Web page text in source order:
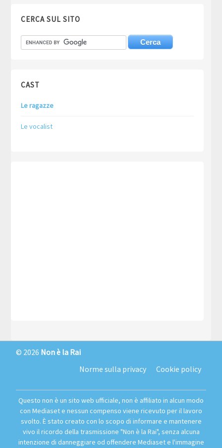
CERCA SUL SITO
CAST
Le ragazze
Le vocalist
© 2026 Non è la Rai
Norme sulla privacy
Cookie policy
Questo non è un sito web ufficiale, non è affiliato in alcun modo
con Mediaset e nessun compenso viene ricevuto per il lavoro
svolto. È stato creato con lo scopo di informare e mantenere
vivo il ricordo della trasmissione "Non è la Rai", senza alcuna
intenzione di danneggiare od offendere Mediaset e l'immagine